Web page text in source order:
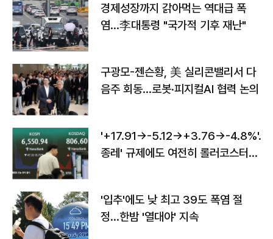
경제성장까지 갉아먹는 역대급 폭
염…李대통령 "국가적 기후 재난"
구광모-젠슨황, 美 실리콘밸리서 다
음주 회동…로봇·피지컬AI 협력 논의
'+17.91→-5.12→+3.76→-4.8%'…'
종레' 규제에도 여전히 롤러코스터
'입추'에도 낮 최고 39도 폭염 절
정…한밤 '열대야' 지속